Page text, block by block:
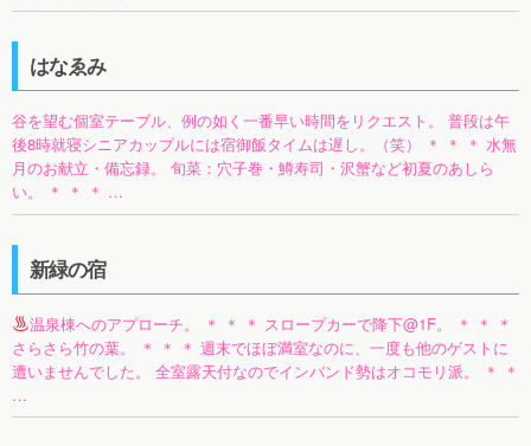
はなゑみ
谷を望む個室テーブル、例の如く一番早い時間をリクエスト。 普段は午
後8時就寝シニアカップルには宿御飯タイムは遅し。（笑） ＊ ＊ ＊ 水無
月のお献立・備忘録。 旬菜：穴子巻・鱒寿司・沢蟹など初夏のあしら
い。 ＊ ＊ ＊ …
新緑の宿
温泉棟へのアプローチ。 ＊ ＊ ＊ スロープカーで降下@1F。 ＊ ＊ ＊
さらさら竹の葉。 ＊ ＊ ＊ 週末でほぼ満室なのに、一度も他のゲストに
遭いませんでした。 全室露天付なのでインバンド勢はオコモリ派。 ＊ ＊
…